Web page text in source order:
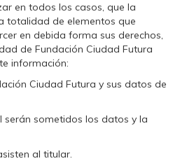
en todos los casos, que la
totalidad de elementos que
en debida forma sus derechos,
de Fundación Ciudad Futura
información:
Ciudad Futura y sus datos de
serán sometidos los datos y la
al titular.